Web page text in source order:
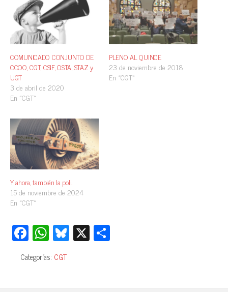
COMUNICADO CONJUNTO DE
CCOO, CGT, CSIF, OSTA, STAZ y
UGT
3 de abril de 2020
En «CGT»
PLENO AL QUINCE
23 de noviembre de 2018
En «CGT»
Y ahora, también la poli.
15 de noviembre de 2024
En «CGT»
Fa
ce
bo
ok
W
ha
ts
A
Bl
ue
y
X
pa
Categorías: CGT